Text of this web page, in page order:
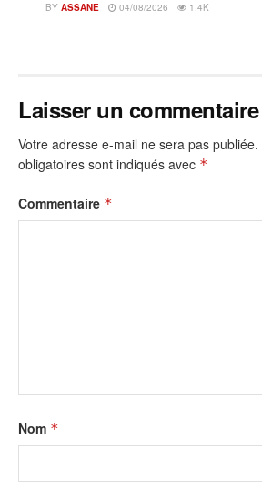
BY ASSANE 04/08/2026 1.4K
Laisser un commentaire
Votre adresse e-mail ne sera pas publiée.
obligatoires sont indiqués avec *
Commentaire *
Nom *